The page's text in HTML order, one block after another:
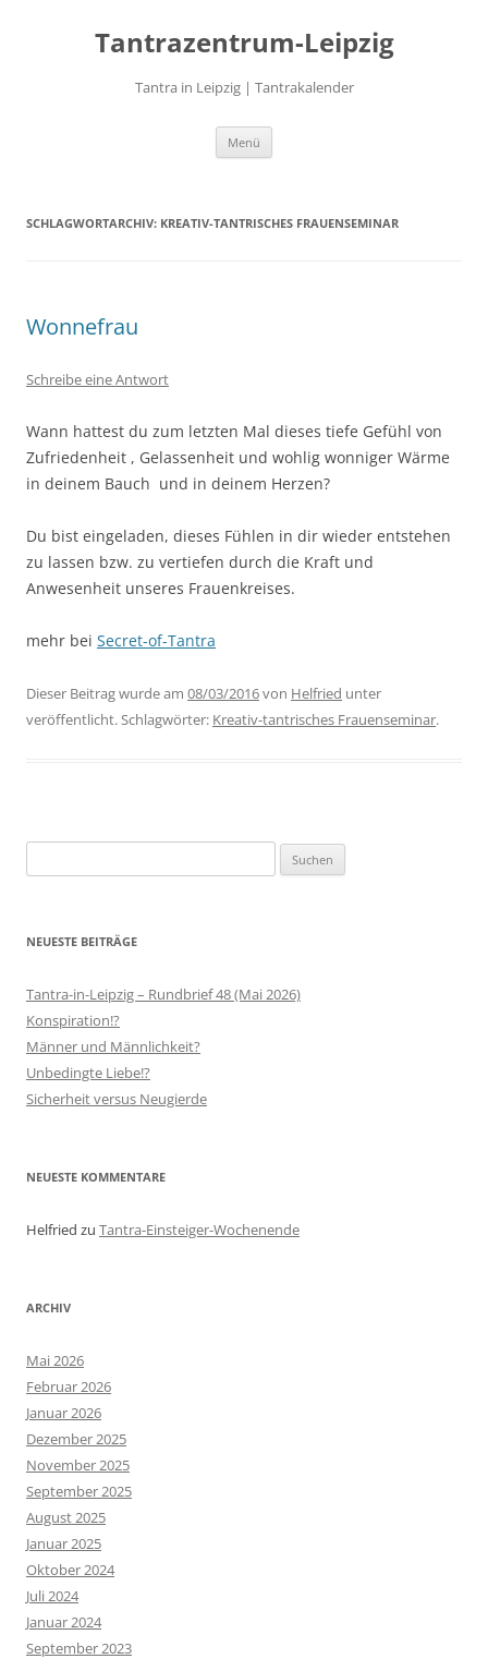
Tantrazentrum-Leipzig
Tantra in Leipzig | Tantrakalender
Menü
SCHLAGWORTARCHIV: KREATIV-TANTRISCHES FRAUENSEMINAR
Wonnefrau
Schreibe eine Antwort
Wann hattest du zum letzten Mal dieses tiefe Gefühl von
Zufriedenheit , Gelassenheit und wohlig wonniger Wärme
in deinem Bauch und in deinem Herzen?
Du bist eingeladen, dieses Fühlen in dir wieder entstehen
zu lassen bzw. zu vertiefen durch die Kraft und
Anwesenheit unseres Frauenkreises.
mehr bei Secret-of-Tantra
Dieser Beitrag wurde am 08/03/2016von Helfried unter
veröffentlicht. Schlagwörter: Kreativ-tantrisches Frauenseminar.
nach:
NEUESTE BEITRÄGE
Tantra-in-Leipzig – Rundbrief 48 (Mai 2026)
Konspiration!?
Männer und Männlichkeit?
Unbedingte Liebe!?
Sicherheit versus Neugierde
NEUESTE KOMMENTARE
Helfried zu Tantra-Einsteiger-Wochenende
ARCHIV
Mai 2026
Februar 2026
Januar 2026
Dezember 2025
November 2025
September 2025
August 2025
Januar 2025
Oktober 2024
Juli 2024
Januar 2024
September 2023